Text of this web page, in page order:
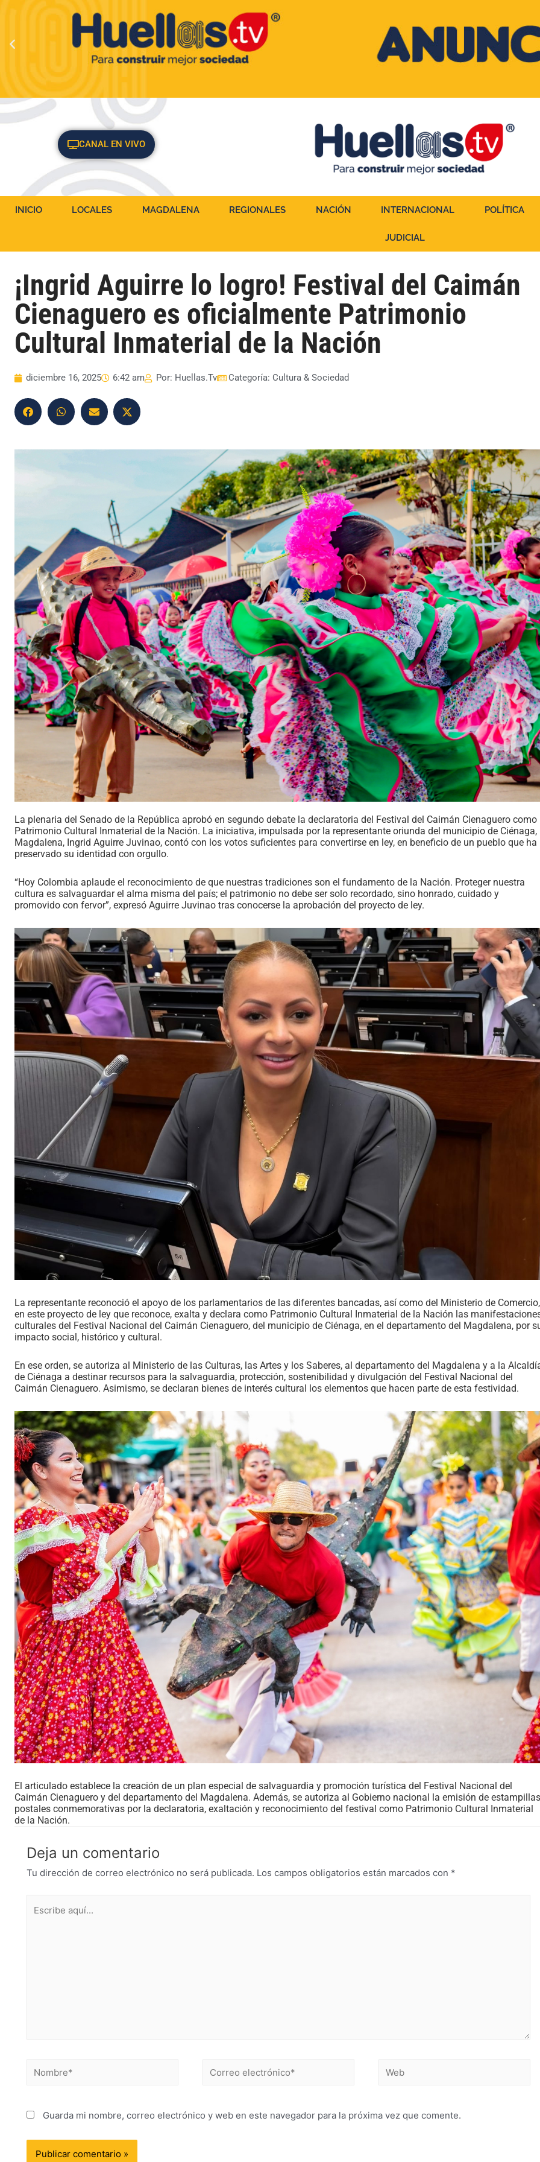
CANAL EN VIVO
INICIO LOCALES MAGDALENA REGIONALES NACIÓN INTERNACIONAL POLÍTICA
JUDICIAL
¡Ingrid Aguirre lo logro! Festival del Caimán
Cienaguero es oficialmente Patrimonio
Cultural Inmaterial de la Nación
diciembre 16, 2025 6:42 am Por: Huellas.Tv Categoría: Cultura & Sociedad
La plenaria del Senado de la República aprobó en segundo debate la declaratoria del Festival del Caimán Cienaguero como
Patrimonio Cultural Inmaterial de la Nación. La iniciativa, impulsada por la representante oriunda del municipio de Ciénaga,
Magdalena, Ingrid Aguirre Juvinao, contó con los votos suficientes para convertirse en ley, en beneficio de un pueblo que ha
preservado su identidad con orgullo.
“Hoy Colombia aplaude el reconocimiento de que nuestras tradiciones son el fundamento de la Nación. Proteger nuestra
cultura es salvaguardar el alma misma del país; el patrimonio no debe ser solo recordado, sino honrado, cuidado y
promovido con fervor”, expresó Aguirre Juvinao tras conocerse la aprobación del proyecto de ley.
La representante reconoció el apoyo de los parlamentarios de las diferentes bancadas, así como del Ministerio de Comercio,
en este proyecto de ley que reconoce, exalta y declara como Patrimonio Cultural Inmaterial de la Nación las
culturales del Festival Nacional del Caimán Cienaguero, del municipio de Ciénaga, en el departamento del Magdalena, por
impacto social, histórico y cultural.
En ese orden, se autoriza al Ministerio de las Culturas, las Artes y los Saberes, al departamento del Magdalena y a la
de Ciénaga a destinar recursos para la salvaguardia, protección, sostenibilidad y divulgación del Festival Nacional del
Caimán Cienaguero. Asimismo, se declaran bienes de interés cultural los elementos que hacen parte de esta festividad.
El articulado establece la creación de un plan especial de salvaguardia y promoción turística del Festival Nacional del
Caimán Cienaguero y del departamento del Magdalena. Además, se autoriza al Gobierno nacional la emisión de estampillas
postales conmemorativas por la declaratoria, exaltación y reconocimiento del festival como Patrimonio Cultural Inmaterial
de la Nación.
Deja un comentario
Tu dirección de correo electrónico no será publicada. Los campos obligatorios están marcados con *
Guarda mi nombre, correo electrónico y web en este navegador para la próxima vez que comente.